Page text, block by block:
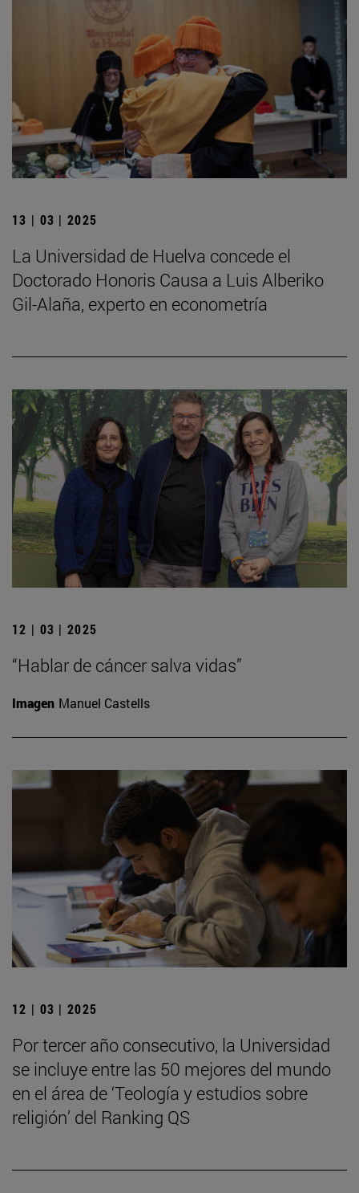
13 | 03 | 2025
La Universidad de Huelva concede el
Doctorado Honoris Causa a Luis Alberiko
Gil-Alaña, experto en econometría
12 | 03 | 2025
“Hablar de cáncer salva vidas”
Imagen Manuel Castells
12 | 03 | 2025
Por tercer año consecutivo, la Universidad
se incluye entre las 50 mejores del mundo
en el área de ‘Teología y estudios sobre
religión’ del Ranking QS